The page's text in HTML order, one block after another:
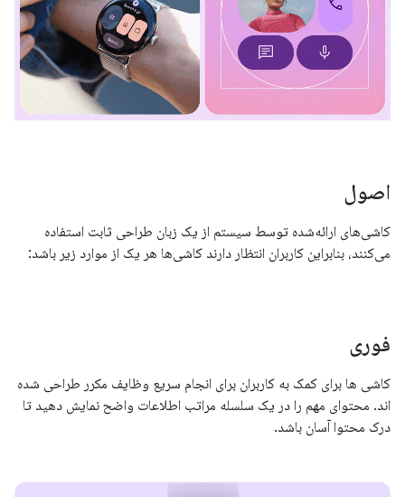
اصول
کاشی‌های ارائه‌شده توسط سیستم از یک زبان طراحی ثابت استفاده
می‌کنند، بنابراین کاربران انتظار دارند کاشی‌ها هر یک از موارد زیر باشد:
فوری
کاشی ها برای کمک به کاربران برای انجام سریع وظایف مکرر طراحی شده
اند. محتوای مهم را در یک سلسله مراتب اطلاعات واضح نمایش دهید تا
درک محتوا آسان باشد.